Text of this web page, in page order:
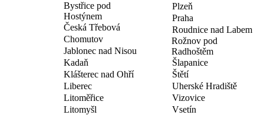
Bystřice pod
Hostýnem
Česká Třebová
Chomutov
Jablonec nad Nisou
Kadaň
Klášterec nad Ohří
Liberec
Litoměřice
Litomyšl
Plzeň
Praha
Roudnice nad Labem
Rožnov pod
Radhoštěm
Šlapanice
Štětí
Uherské Hradiště
Vizovice
Vsetín